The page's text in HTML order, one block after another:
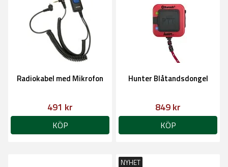
Radiokabel med Mikrofon
491 kr
KÖP
Hunter Blåtandsdongel
849 kr
KÖP
NYHET